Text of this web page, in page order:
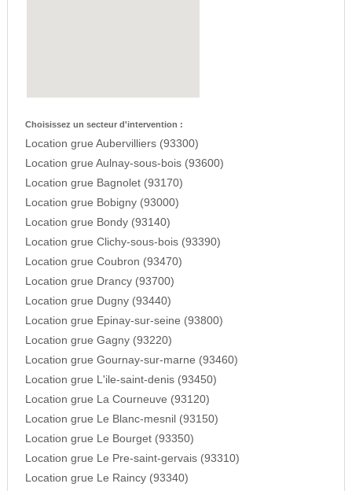
Choisissez un secteur d'intervention :
Location grue Aubervilliers (93300)
Location grue Aulnay-sous-bois (93600)
Location grue Bagnolet (93170)
Location grue Bobigny (93000)
Location grue Bondy (93140)
Location grue Clichy-sous-bois (93390)
Location grue Coubron (93470)
Location grue Drancy (93700)
Location grue Dugny (93440)
Location grue Epinay-sur-seine (93800)
Location grue Gagny (93220)
Location grue Gournay-sur-marne (93460)
Location grue L'ile-saint-denis (93450)
Location grue La Courneuve (93120)
Location grue Le Blanc-mesnil (93150)
Location grue Le Bourget (93350)
Location grue Le Pre-saint-gervais (93310)
Location grue Le Raincy (93340)